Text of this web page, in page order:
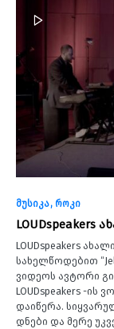
მუსიკა როკი
LOUDspeakers
LOUDspeakers
სახელწოდებით
ვიდეოს ავტორი
LOUDspeakers -ის
დაიწერა.
დნები და მერე